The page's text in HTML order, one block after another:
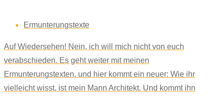
Ermunterungstexte
Auf Wiedersehen! Nein, ich will mich nicht von euch
verabschieden. Es geht weiter mit meinen
Ermunterungstexten, und hier kommt ein neuer: Wie ihr
vielleicht wisst, ist mein Mann Architekt. Und kommt ihn